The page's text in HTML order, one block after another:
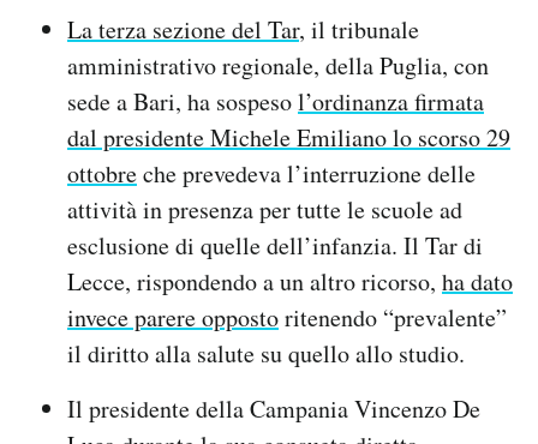
La terza sezione del Tar, il tribunale
amministrativo regionale, della Puglia, con
sede a Bari, ha sospesol’ordinanza firmata
dal presidente Michele Emiliano lo scorso 29
ottobreche prevedeva l’interruzione delle
attività in presenza per tutte le scuole ad
esclusione di quelle dell’infanzia. Il Tar di
Lecce, rispondendo a un altro ricorso, ha dato
invece parere oppostoritenendo “prevalente”
il diritto alla salute su quello allo studio.
Il presidente della Campania Vincenzo De